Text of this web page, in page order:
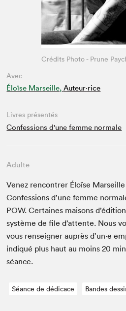
Avec
Éloïse Marseille, Auteur·rice
Crédits Photo - Prune
Livres présentés
Confessions d'une femme normale
Adulte
Venez ren­con­tr­er Éloïse
Con­fes­sions d’une femme
POW. Cer­taines maisons
sys­tème de file d’at­tente. Nous
vous ren­seign­er auprès d’un·e
indiqué plus haut au moins20
séance.
Séance de dédicace Bandes